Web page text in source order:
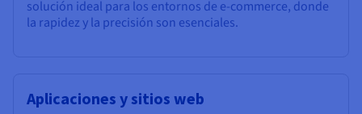
solución ideal para los entornos de e-commerce, donde
la rapidez y la precisión son esenciales.
Aplicaciones y sitios web